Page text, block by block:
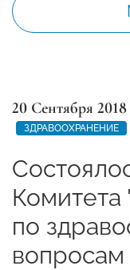
20 Сентября 2018
ЗДРАВООХРАНЕНИЕ
по
вопросам